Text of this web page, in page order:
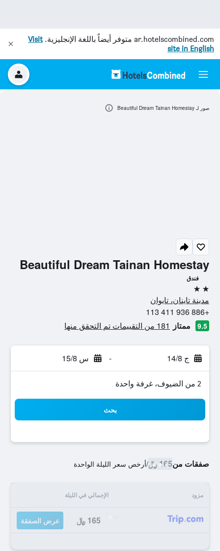
ar.hotelscombined.com متوفر أيضاً باللغة الإنجليزية.Visit
site in English
Beautiful Dream Tainan Homestay
فندق
2 نجمتين
مدينة تاينان، تايوان
+886 936 411 113
9.5 ممتاز 181 من التقييمات تم التحقق منها
ج 14/8 - س 15/8
2 من الضيوف، غرفة واحدة
بحث
صفقات من165 ﷼ /أرخص سعر الليلة الواحدة
مزود الإجمالي في الليلة
165 ﷼ عرض الصفقة
صور لـ Beautiful Dream Tainan Homestay